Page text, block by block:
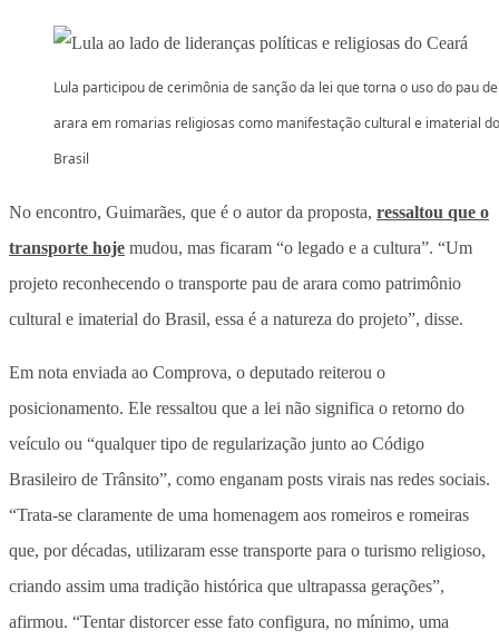
Lula participou de cerimônia de sanção da lei que torna o uso do pau de
arara em romarias religiosas como manifestação cultural e imaterial do
Brasil
No encontro, Guimarães, que é o autor da proposta, ressaltou que o
transporte hoje mudou, mas ficaram “o legado e a cultura”. “Um
projeto reconhecendo o transporte pau de arara como patrimônio
cultural e imaterial do Brasil, essa é a natureza do projeto”, disse.
Em nota enviada ao Comprova, o deputado reiterou o
posicionamento. Ele ressaltou que a lei não significa o retorno do
veículo ou “qualquer tipo de regularização junto ao Código
Brasileiro de Trânsito”, como enganam posts virais nas redes sociais.
“Trata-se claramente de uma homenagem aos romeiros e romeiras
que, por décadas, utilizaram esse transporte para o turismo religioso,
criando assim uma tradição histórica que ultrapassa gerações”,
afirmou. “Tentar distorcer esse fato configura, no mínimo, uma